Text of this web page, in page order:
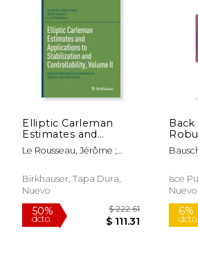
$ 107.79
Elliptic Carleman
Estimates and
Applications to
Stabilization and
Volume II: General
Boundary Conditions
Manifolds (en Inglés)
Le Rousseau, Jérôme ;
Luc
Birkhauser, Tapa Dura,
Nuevo
Isce
Nuevo